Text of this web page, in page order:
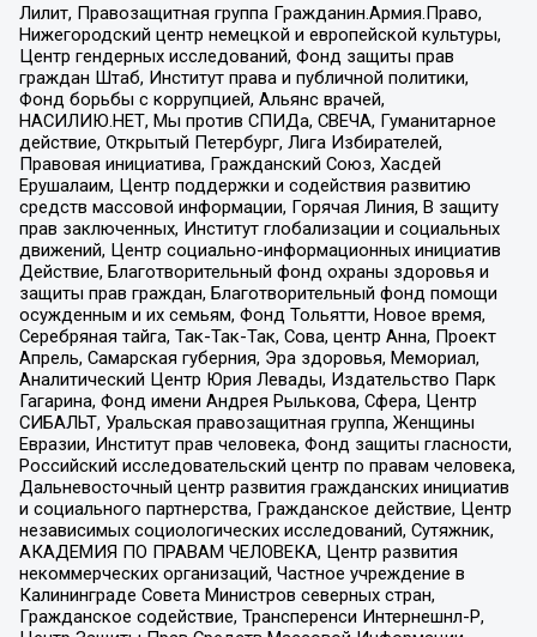
Лилит, Правозащитная группа Гражданин.Армия.Право,
Нижегородский центр немецкой и европейской культуры,
Центр гендерных исследований, Фонд защиты прав
граждан Штаб, Институт права и публичной политики,
Фонд борьбы с коррупцией, Альянс врачей,
НАСИЛИЮ.НЕТ, Мы против СПИДа, СВЕЧА, Гуманитарное
действие, Открытый Петербург, Лига Избирателей,
Правовая инициатива, Гражданский Союз, Хасдей
Ерушалаим, Центр поддержки и содействия развитию
средств массовой информации, Горячая Линия, В защиту
прав заключенных, Институт глобализации и социальных
движений, Центр социально-информационных инициатив
Действие, Благотворительный фонд охраны здоровья и
защиты прав граждан, Благотворительный фонд помощи
осужденным и их семьям, Фонд Тольятти, Новое время,
Серебряная тайга, Так-Так-Так, Сова, центр Анна, Проект
Апрель, Самарская губерния, Эра здоровья, Мемориал,
Аналитический Центр Юрия Левады, Издательство Парк
Гагарина, Фонд имени Андрея Рылькова, Сфера, Центр
СИБАЛЬТ, Уральская правозащитная группа, Женщины
Евразии, Институт прав человека, Фонд защиты гласности,
Российский исследовательский центр по правам человека,
Дальневосточный центр развития гражданских инициатив
и социального партнерства, Гражданское действие, Центр
независимых социологических исследований, Сутяжник,
АКАДЕМИЯ ПО ПРАВАМ ЧЕЛОВЕКА, Центр развития
некоммерческих организаций, Частное учреждение в
Калининграде Совета Министров северных стран,
Гражданское содействие, Трансперенси Интернешнл-Р,